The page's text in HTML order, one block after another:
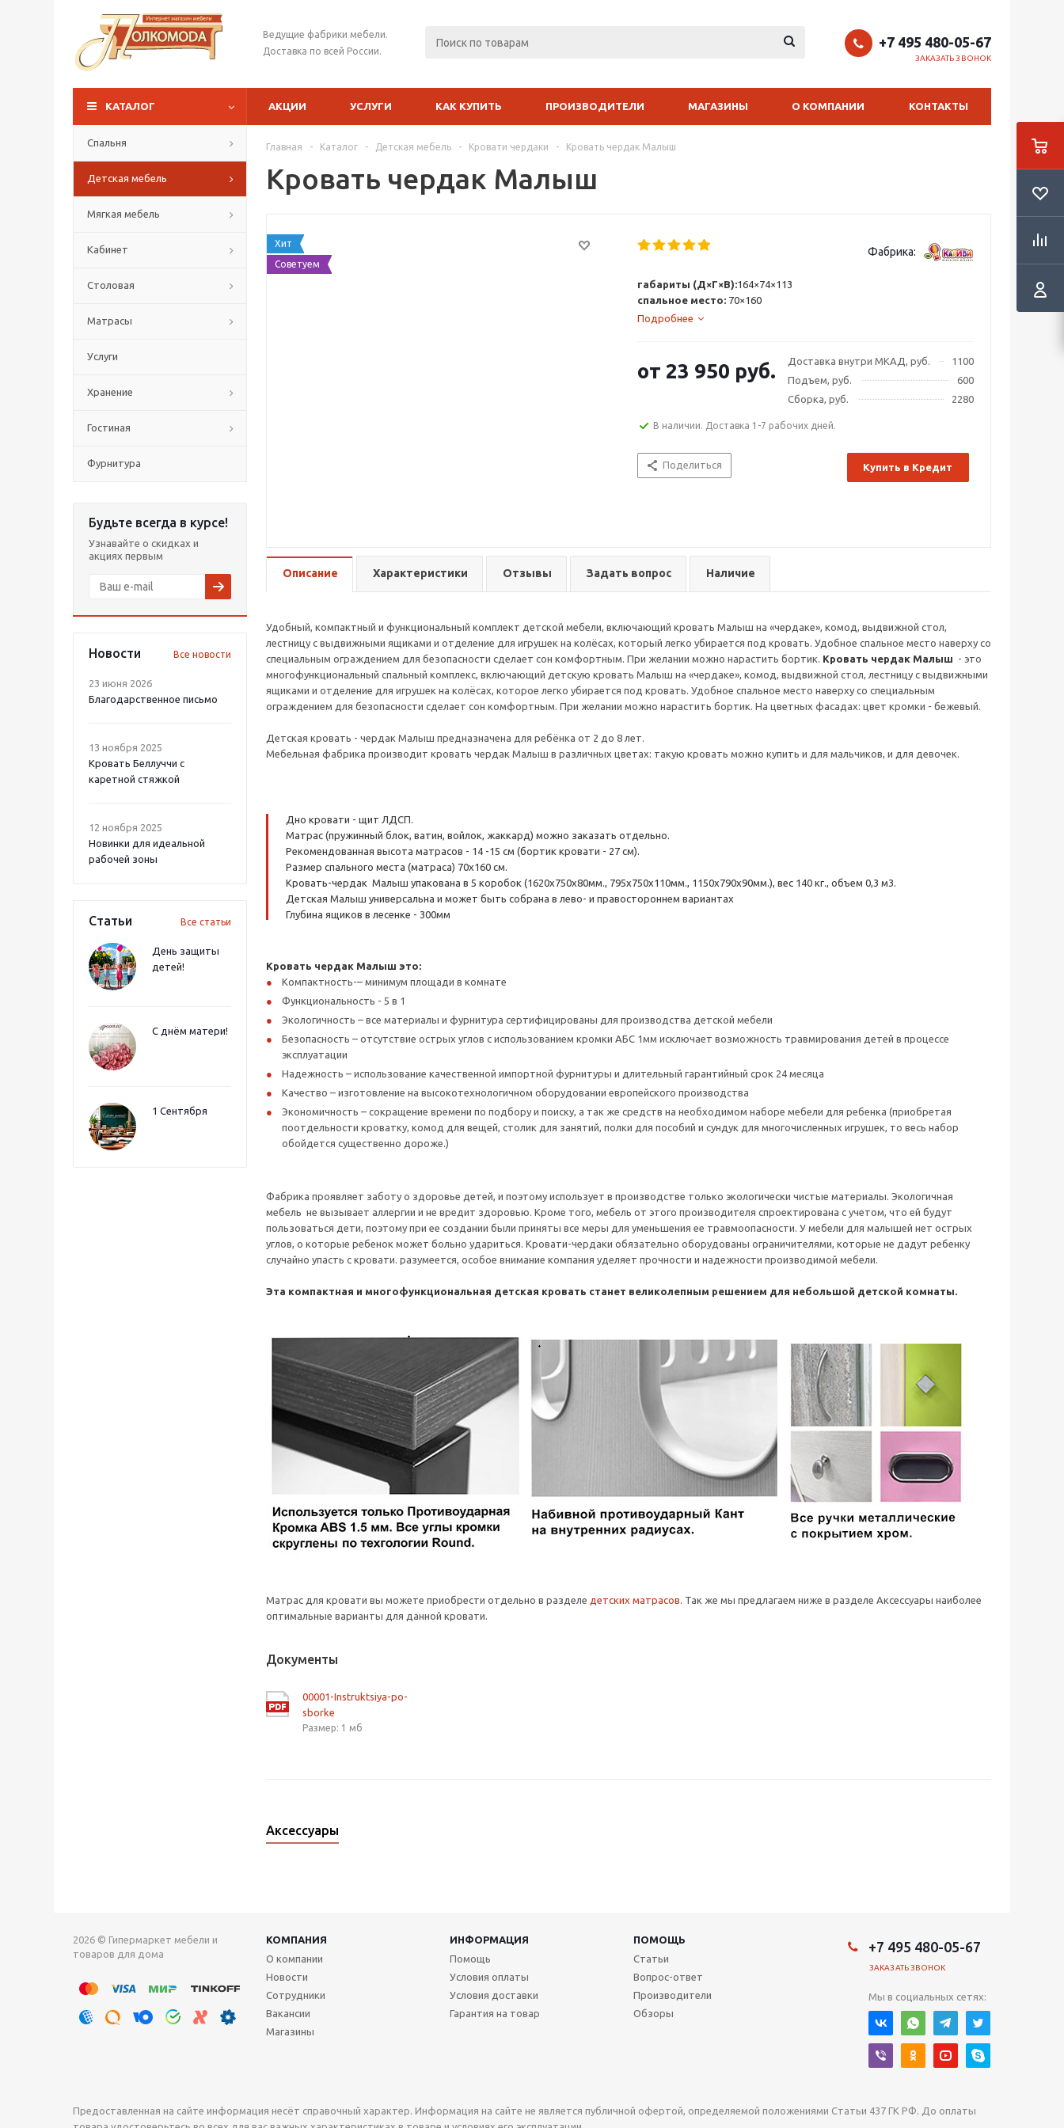
Ведущие фабрики мебели.
Доставка по всей России.
+7 495 480-05-67
ЗАКАЗАТЬ ЗВОНОК
КАТАЛОГ АКЦИИ УСЛУГИ КАК КУПИТЬ ПРОИЗВОДИТЕЛИ МАГАЗИНЫ О КОМПАНИИ КОНТАКТЫ
Спальня
Детская мебель
Мягкая мебель
Кабинет
Столовая
Матрасы
Услуги
Хранение
Гостиная
Фурнитура
Будьте всегда в курсе!
Узнавайте о скидках и
акциях первым
Новости Все новости
23 июня 2026
Благодарственное письмо
13 ноября 2025
Кровать Беллуччи с
каретной стяжкой
12 ноября 2025
Новинки для идеальной
рабочей зоны
Статьи Все статьи
День защиты
детей!
С днём матери!
1 Сентября
Главная - Каталог - Детская мебель - Кровати чердаки - Кровать чердак Малыш
Кровать чердак Малыш
Хит
Советуем
Фабрика:
габариты (Д×Г×В):164×74×113
спальное место: 70×160
Подробнее
Доставка внутри МКАД, руб.
1100
Подъем, руб.
600
Сборка, руб.
2280
от 23 950 руб.
В наличии. Доставка 1-7 рабочих дней.
Поделиться Купить в Кредит
Описание Характеристики Отзывы Задать вопрос Наличие
Удобный, компактный и функциональный комплект детской мебели, включающий кровать Малыш на «чердаке», комод, выдвижной стол,
лестницу с выдвижными ящиками и отделение для игрушек на колёсах, который легко убирается под кровать. Удобное спальное место наверху со
специальным ограждением для безопасности сделает сон комфортным. При желании можно нарастить бортик. Кровать чердак Малыш - это
многофункциональный спальный комплекс, включающий детскую кровать Малыш на «чердаке», комод, выдвижной стол, лестницу с выдвижными
ящиками и отделение для игрушек на колёсах, которое легко убирается под кровать. Удобное спальное место наверху со специальным
ограждением для безопасности сделает сон комфортным. При желании можно нарастить бортик. На цветных фасадах: цвет кромки - бежевый.
Детская кровать - чердак Малыш предназначена для ребёнка от 2 до 8 лет.
Мебельная фабрика производит кровать чердак Малыш в различных цветах: такую кровать можно купить и для мальчиков, и для девочек.
Дно кровати - щит ЛДСП.
Матрас (пружинный блок, ватин, войлок, жаккард) можно заказать отдельно.
Рекомендованная высота матрасов - 14 -15 см (бортик кровати - 27 см).
Размер спального места (матраса) 70х160 см.
Кровать-чердак Малыш упакована в 5 коробок (1620х750х80мм., 795х750х110мм., 1150х790х90мм.), вес 140 кг., объем 0,3 м3.
Детская Малыш универсальна и может быть собрана в лево- и правостороннем вариантах
Глубина ящиков в лесенке - 300мм
Кровать чердак Малыш это:
Компактность-– минимум площади в комнате
Функциональность - 5 в 1
Экологичность – все материалы и фурнитура сертифицированы для производства детской мебели
Безопасность – отсутствие острых углов с использованием кромки АБС 1мм исключает возможность травмирования детей в процессе
эксплуатации
Надежность – использование качественной импортной фурнитуры и длительный гарантийный срок 24 месяца
Качество – изготовление на высокотехнологичном оборудовании европейского производства
Экономичность – сокращение времени по подбору и поиску, а так же средств на необходимом наборе мебели для ребенка (приобретая
поотдельности кроватку, комод для вещей, столик для занятий, полки для пособий и сундук для многочисленных игрушек, то весь набор
обойдется существенно дороже.)
Фабрика проявляет заботу о здоровье детей, и поэтому использует в производстве только экологически чистые материалы. Экологичная
мебель не вызывает аллергии и не вредит здоровью. Кроме того, мебель от этого производителя спроектирована с учетом, что ей будут
пользоваться дети, поэтому при ее создании были приняты все меры для уменьшения ее травмоопасности. У мебели для малышей нет острых
углов, о которые ребенок может больно удариться. Кровати-чердаки обязательно оборудованы ограничителями, которые не дадут ребенку
случайно упасть с кровати. разумеется, особое внимание компания уделяет прочности и надежности производимой мебели.
Эта компактная и многофункциональная детская кровать станет великолепным решением для небольшой детской комнаты.
Матрас для кровати вы можете приобрести отдельно в разделе детских матрасов. Так же мы предлагаем ниже в разделе Аксессуары наиболее
оптимальные варианты для данной кровати.
Документы
00001-Instruktsiya-po-
sborke
Размер: 1 мб
Аксессуары
2026 © Гипермаркет мебели и
товаров для дома
КОМПАНИЯ ИНФОРМАЦИЯ
ПОМОЩЬ
О компании
Новости
Сотрудники
Вакансии
Магазины
Помощь
Условия оплаты
Условия доставки
Гарантия на товар
Статьи
Вопрос-ответ
Производители
Обзоры
+7 495 480-05-67
ЗАКАЗАТЬ ЗВОНОК
Мы в социальных сетях:
Предоставленная на сайте информация несёт справочный характер. Информация на сайте не является публичной офертой, определяемой положениями Статьи 437 ГК РФ. До оплаты